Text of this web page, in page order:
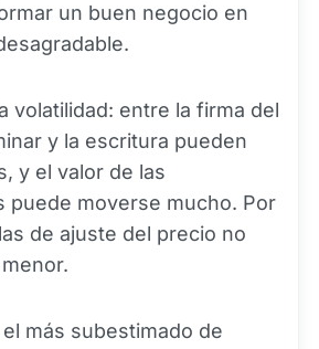
un buen negocio en
volatilidad: entre la firma del
y la escritura pueden
y el valor de las
puede moverse mucho. Por
de ajuste del precio no
más subestimado de